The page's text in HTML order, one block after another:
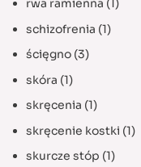
rwa ramienna (1)
schizofrenia (1)
ścięgno(3)
skóra (1)
skręcenia (1)
skręcenie kostki (1)
skurcze stóp (1)